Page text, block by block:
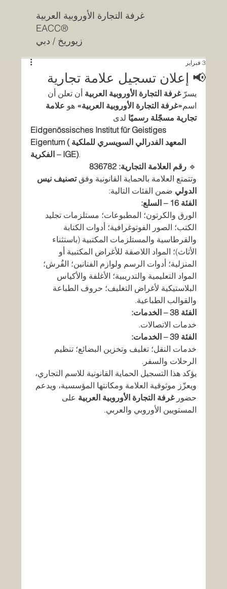
غرفة التجارة الأوروبية العربية
EACC®
زيوريخ / دبي
📢 إعلان تسجيل علامة تجارية
3 فبراير
يسرّ غرفة التجارة الأوروبية العربية أن تعلن أن
اسم«غرفة التجارة الأوروبية العربية» هو علامة
تجارية مسجّلة رسميًا لدى
Eidgenössisches Institut für Geistiges
Eigentum (المعهد الفدرالي السويسري للملكية
الفكرية – IGE).
🔹 رقم العلامة التجارية: 836782
وتتمتع العلامة بالحماية القانونية وفق تصنيف نيس
الدولي ضمن الفئات التالية:
الفئة 16 – السلع:
الورق والكرتون؛ المطبوعات؛ مستلزمات تجليد
الكتب؛ الصور الفوتوغرافية؛ أدوات الكتابة
والقرطاسية والمستلزمات المكتبية (باستثناء
الأثاث)؛ المواد اللاصقة للأغراض المكتبية أو
المنزلية؛ أدوات الرسم ولوازم الفنانين؛ الفُرش؛
المواد التعليمية والتدريبية؛ الأغلفة والأكياس
البلاستيكية لأغراض التغليف؛ حروف الطباعة
والقوالب الطباعية.
الفئة 38 – الخدمات:
خدمات الاتصالات.
الفئة 39 – الخدمات:
خدمات النقل؛ تغليف وتخزين البضائع؛ تنظيم
الرحلات والسفر.
يؤكد هذا التسجيل الحماية القانونية للاسم التجاري،
ويعزّز موثوقية العلامة ومكانتها المؤسسية، ويدعم
حضور غرفة التجارة الأوروبية العربية على
المستويين الأوروبي والعربي.